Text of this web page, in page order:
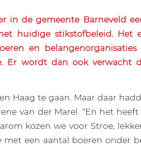
in de gemeente Barneveld
huidige stikstofbeleid. Het
en belangenorganisaties
Er wordt dan ook verwacht
Haag te gaan. Maar daar
van der Marel. “En het
kozen we voor Stroe,
een aantal boeren onder